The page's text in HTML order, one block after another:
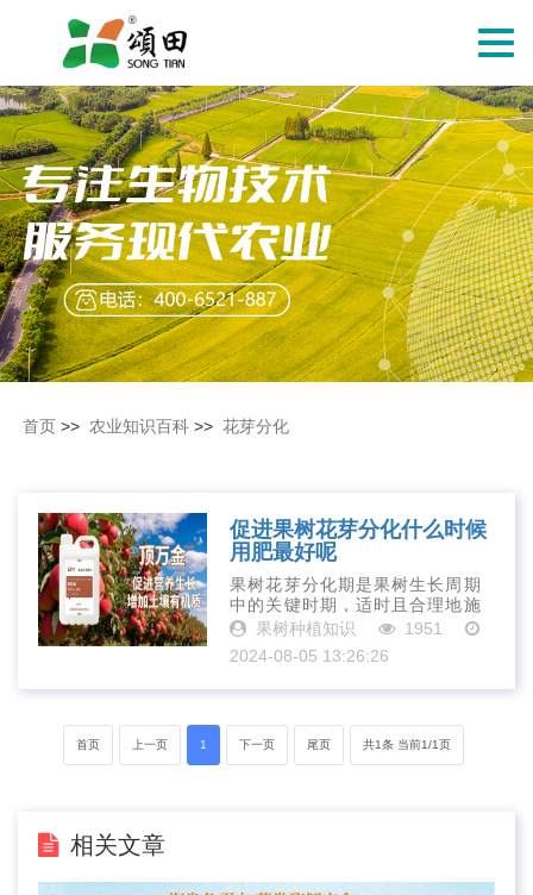
切
导
航
首页 >> 农业知识百科 >> 花芽分化
促进果树花芽分化什么时候
用肥最好呢
果树花芽分化期是果树生长周期
中的关键时期，适时且合理地施
肥对于促进花芽分化、提高果实
中应根据果树种类、生长阶段和
土壤条件等因素制定合理的施肥
果树种植知识
1951
2024-08-05 13:26:26
首页 上一页 1 下一页 尾页 共1条 当前1/1页
相关文章